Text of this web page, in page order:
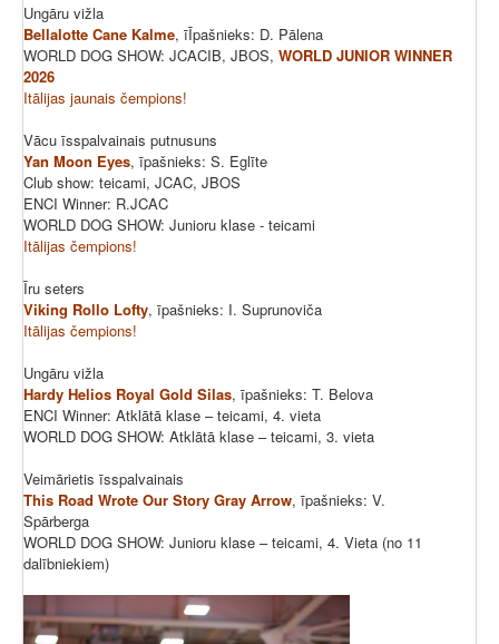
Ungāru vižla
Bellalotte Cane Kalme, īĪpašnieks: D. Pālena
WORLD DOG SHOW: JCACIB, JBOS, WORLD JUNIOR WINNER
2026
Itālijas jaunais čempions!
Vācu īsspalvainais putnusuns
Yan Moon Eyes, īpašnieks: S. Eglīte
Club show: teicami, JCAC, JBOS
ENCI Winner: R.JCAC
WORLD DOG SHOW: Junioru klase - teicami
Itālijas čempions!
Īru seters
Viking Rollo Lofty, īpašnieks: I. Suprunoviča
Itālijas čempions!
Ungāru vižla
Hardy Helios Royal Gold Silas, īpašnieks: T. Belova
ENCI Winner: Atklātā klase – teicami, 4. vieta
WORLD DOG SHOW: Atklātā klase – teicami, 3. vieta
Veimārietis īsspalvainais
This Road Wrote Our Story Gray Arrow, īpašnieks: V.
Spārberga
WORLD DOG SHOW: Junioru klase – teicami, 4. Vieta (no 11
dalībniekiem)